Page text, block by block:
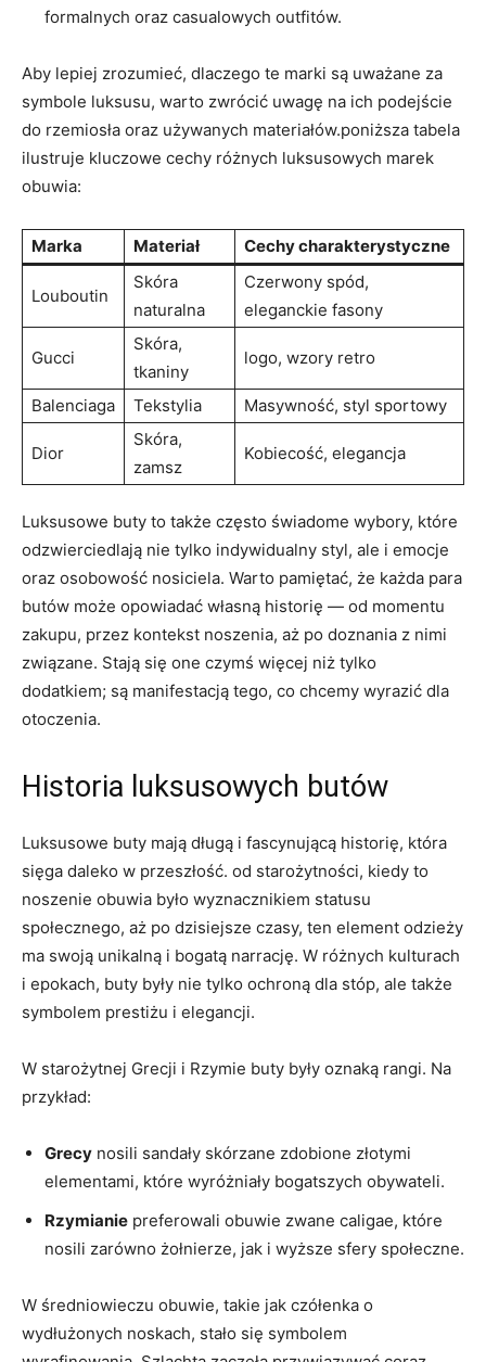
formalnych oraz casualowych ​outfitów.
Aby​ lepiej zrozumieć, dlaczego te marki są⁢ uważane za
symbole luksusu, warto zwrócić uwagę⁢ na ich podejście‌
do ​rzemiosła oraz używanych materiałów.poniższa tabela
ilustruje kluczowe cechy różnych luksusowych marek⁣
obuwia:
Marka Materiał Cechy charakterystyczne
Louboutin
Skóra
naturalna
Czerwony spód,‌
eleganckie fasony
Gucci
Skóra,
tkaniny
logo, wzory retro
Balenciaga Tekstylia Masywność, styl sportowy
Dior
Skóra,
zamsz
Kobiecość, ⁣elegancja
Luksusowe ⁢buty⁣ to‍ także często świadome wybory, które
odzwierciedlają nie tylko ⁤indywidualny styl, ale i emocje
oraz osobowość ⁢nosiciela. Warto pamiętać, że każda para
butów może opowiadać własną historię — od momentu
zakupu, przez kontekst noszenia, aż po doznania z nimi⁣
związane. Stają się‌ one czymś więcej niż tylko
dodatkiem; są manifestacją tego, co chcemy wyrazić‌ dla
otoczenia.
Historia‍ luksusowych ⁤butów
Luksusowe buty ⁤mają ‌długą i fascynującą ⁤historię, która
sięga daleko w przeszłość. od starożytności, kiedy to
noszenie obuwia było wyznacznikiem statusu
społecznego, aż po dzisiejsze czasy, ten element odzieży
⁤ma swoją unikalną i bogatą narrację. W różnych kulturach
i epokach, buty były nie tylko ⁣ochroną dla​ stóp, ale także
symbolem prestiżu⁤ i elegancji.
W⁢ starożytnej ‌Grecji‍ i⁤ Rzymie buty były oznaką rangi. Na
przykład:
Grecy nosili sandały skórzane zdobione złotymi
elementami, które wyróżniały bogatszych obywateli.
Rzymianie preferowali obuwie zwane caligae, które⁢
nosili zarówno żołnierze, jak i ⁢wyższe sfery społeczne.
W średniowieczu obuwie, takie jak czółenka ‌o
wydłużonych noskach, stało się symbolem